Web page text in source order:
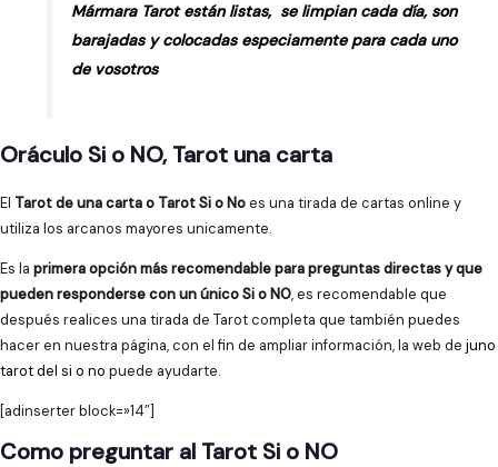
Mármara Tarot están listas, se limpian cada día, son
barajadas y colocadas especiamente para cada uno
de vosotros
Oráculo Si o NO, Tarot una carta
El Tarot de una carta o Tarot Si o Noes una tirada de cartas online y
utiliza los arcanos mayores unicamente.
Es la primera opción más recomendable para preguntas directas y que
pueden responderse con un único Si o NO, es recomendable que
después realices una tirada de Tarot completa que también puedes
hacer en nuestra página, con el fin de ampliar información, la web de juno
tarot del si o no puede ayudarte.
[adinserter block=»14″]
Como preguntar al Tarot Si o NO